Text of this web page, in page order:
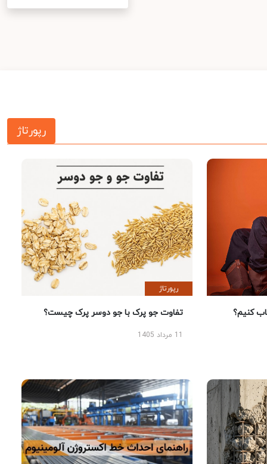
رپورتاژ
کنیم؟
رپورتاژ
تفاوت جو پرک با جو دوسر پرک چیست؟